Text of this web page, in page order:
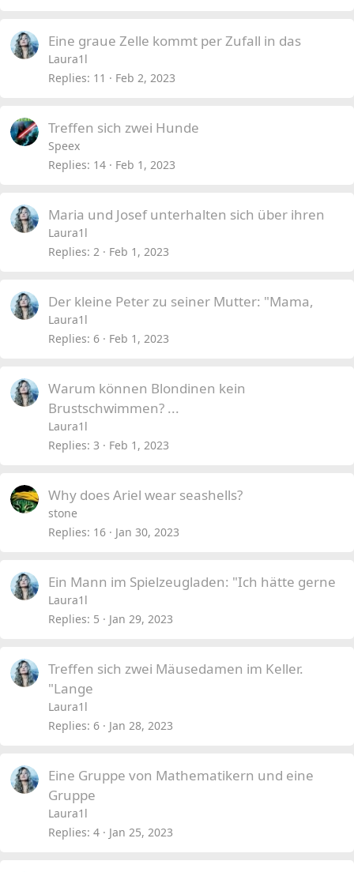
Eine graue Zelle kommt per Zufall in das
Laura1l
Replies 11 Feb 2, 2023
Treffen sich zwei Hunde
Speex
Replies 14 Feb 1, 2023
Maria und Josef unterhalten sich über ihren
Laura1l
Replies 2 Feb 1, 2023
Der kleine Peter zu seiner Mutter: "Mama,
Laura1l
Replies 6 Feb 1, 2023
Warum können Blondinen kein
Brustschwimmen? ...
Laura1l
Replies 3 Feb 1, 2023
Why does Ariel wear seashells?
stone
Replies 16 Jan 30, 2023
Ein Mann im Spielzeugladen: "Ich hätte gerne
Laura1l
Replies 5 Jan 29, 2023
Treffen sich zwei Mäusedamen im Keller.
"Lange
Laura1l
Replies 6 Jan 28, 2023
Eine Gruppe von Mathematikern und eine
Gruppe
Laura1l
Replies 4 Jan 25, 2023